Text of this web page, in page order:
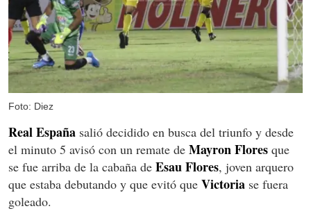
Foto: Diez
Real España salió decidido en busca del triunfo y desde
el minuto 5 avisó con un remate de Mayron Flores que
se fue arriba de la cabaña de Esau Flores, joven arquero
que estaba debutando y que evitó que Victoria se fuera
goleado.